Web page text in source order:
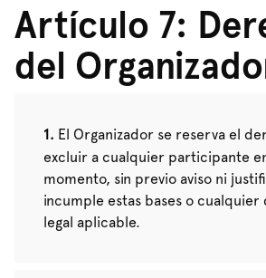
Artículo 7:
del
El Organizador se reserva el
excluir a cualquier participante
momento, sin previo aviso ni
incumple estas bases o cualquier
legal aplicable.